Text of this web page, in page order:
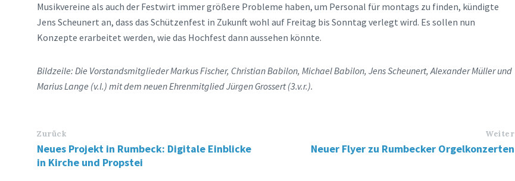
Musikvereine als auch der Festwirt immer größere Probleme haben, um Personal für montags zu finden, kündigte
Jens Scheunert an, dass das Schützenfest in Zukunft wohl auf Freitag bis Sonntag verlegt wird. Es sollen nun
Konzepte erarbeitet werden, wie das Hochfest dann aussehen könnte.
Bildzeile: Die Vorstandsmitglieder Markus Fischer, Christian Babilon, Michael Babilon, Jens Scheunert, Alexander Müller und
Marius Lange (v.l.) mit dem neuen Ehrenmitglied Jürgen Grossert (3.v.r.).
Zurück
Neues Projekt in Rumbeck: Digitale Einblicke
in Kirche und Propstei
Weiter
Neuer Flyer zu Rumbecker Orgelkonzerten